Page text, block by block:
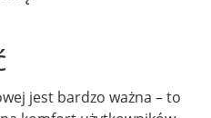
jest bardzo ważna – to